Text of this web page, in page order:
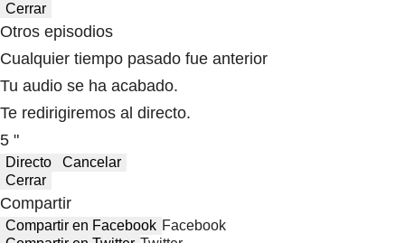
Cerrar
Otros episodios
Cualquier tiempo pasado fue anterior
Tu audio se ha acabado.
Te redirigiremos al directo.
5 "
Directo
Cancelar
Cerrar
Compartir
Compartir en Facebook Facebook